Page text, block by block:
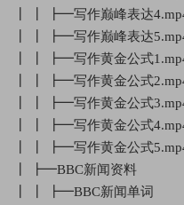
┃ ┃ ┣━写作巅峰表达
┃ ┃ ┣━写作巅峰表达
┃ ┃ ┣━写作黄金公式
┃ ┃ ┣━写作黄金公式
┃ ┃ ┣━写作黄金公式
┃ ┃ ┣━写作黄金公式
┃ ┃ ┣━写作黄金公式
┃ ┣━BBC新闻资料
┃ ┃ ┣━BBC新闻单词